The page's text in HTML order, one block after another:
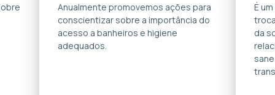
Anualmente promovemos ações para
conscientizar sobre a importância do
acesso a banheiros e higiene
adequados.
É
da